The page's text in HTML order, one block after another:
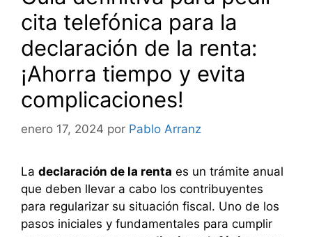
cita telefónica para la
declaración de la renta:
¡Ahorra tiempo y evita
complicaciones!
enero 17, 2024 por Pablo Arranz
La declaración de la renta es un trámite anual
que deben llevar a cabo los contribuyentes
para regularizar su situación fiscal. Uno de los
pasos iniciales y fundamentales para cumplir